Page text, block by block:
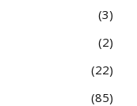
3
2
22
85